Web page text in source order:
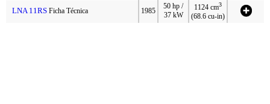
LNA 11RS Ficha Técnica 1985
50 hp /
37 kW
1124 cm3
(68.6 cu-in)